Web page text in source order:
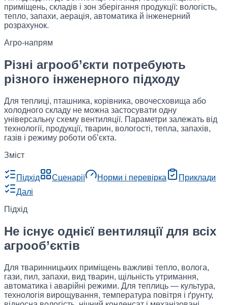
приміщень, складів і зон зберігання продукції: вологість,
тепло, запахи, аерація, автоматика й інженерний
розрахунок.
Агро-напрям
Різні агрооб’єкти потребують
різного інженерного підходу
Для теплиці, пташника, корівника, овочесховища або
холодного складу не можна застосувати одну
універсальну схему вентиляції. Параметри залежать від
технології, продукції, тварин, вологості, тепла, запахів,
газів і режиму роботи об’єкта.
Зміст
Підхід Сценарії Норми і перевірка
Приклади
Далі
Підхід
Не існує однієї вентиляції для всіх
агрооб’єктів
Для тваринницьких приміщень важливі тепло, волога,
гази, пил, запахи, вид тварин, щільність утримання,
автоматика і аварійні режими. Для теплиць — культура,
технологія вирощування, температура повітря і ґрунту,